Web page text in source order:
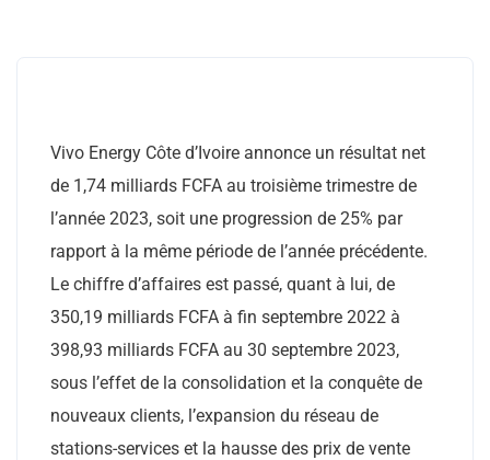
Vivo Energy Côte d’Ivoire annonce un résultat net
de 1,74 milliards FCFA au troisième trimestre de
l’année 2023, soit une progression de 25% par
rapport à la même période de l’année précédente.
Le chiffre d’affaires est passé, quant à lui, de
350,19 milliards FCFA à fin septembre 2022 à
398,93 milliards FCFA au 30 septembre 2023,
sous l’effet de la consolidation et la conquête de
nouveaux clients, l’expansion du réseau de
stations-services et la hausse des prix de vente